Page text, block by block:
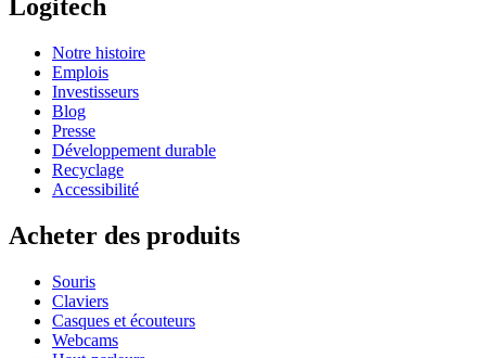
Logitech
Notre histoire
Emplois
Investisseurs
Blog
Presse
Développement durable
Recyclage
Accessibilité
Acheter des produits
Souris
Claviers
Casques et écouteurs
Webcams